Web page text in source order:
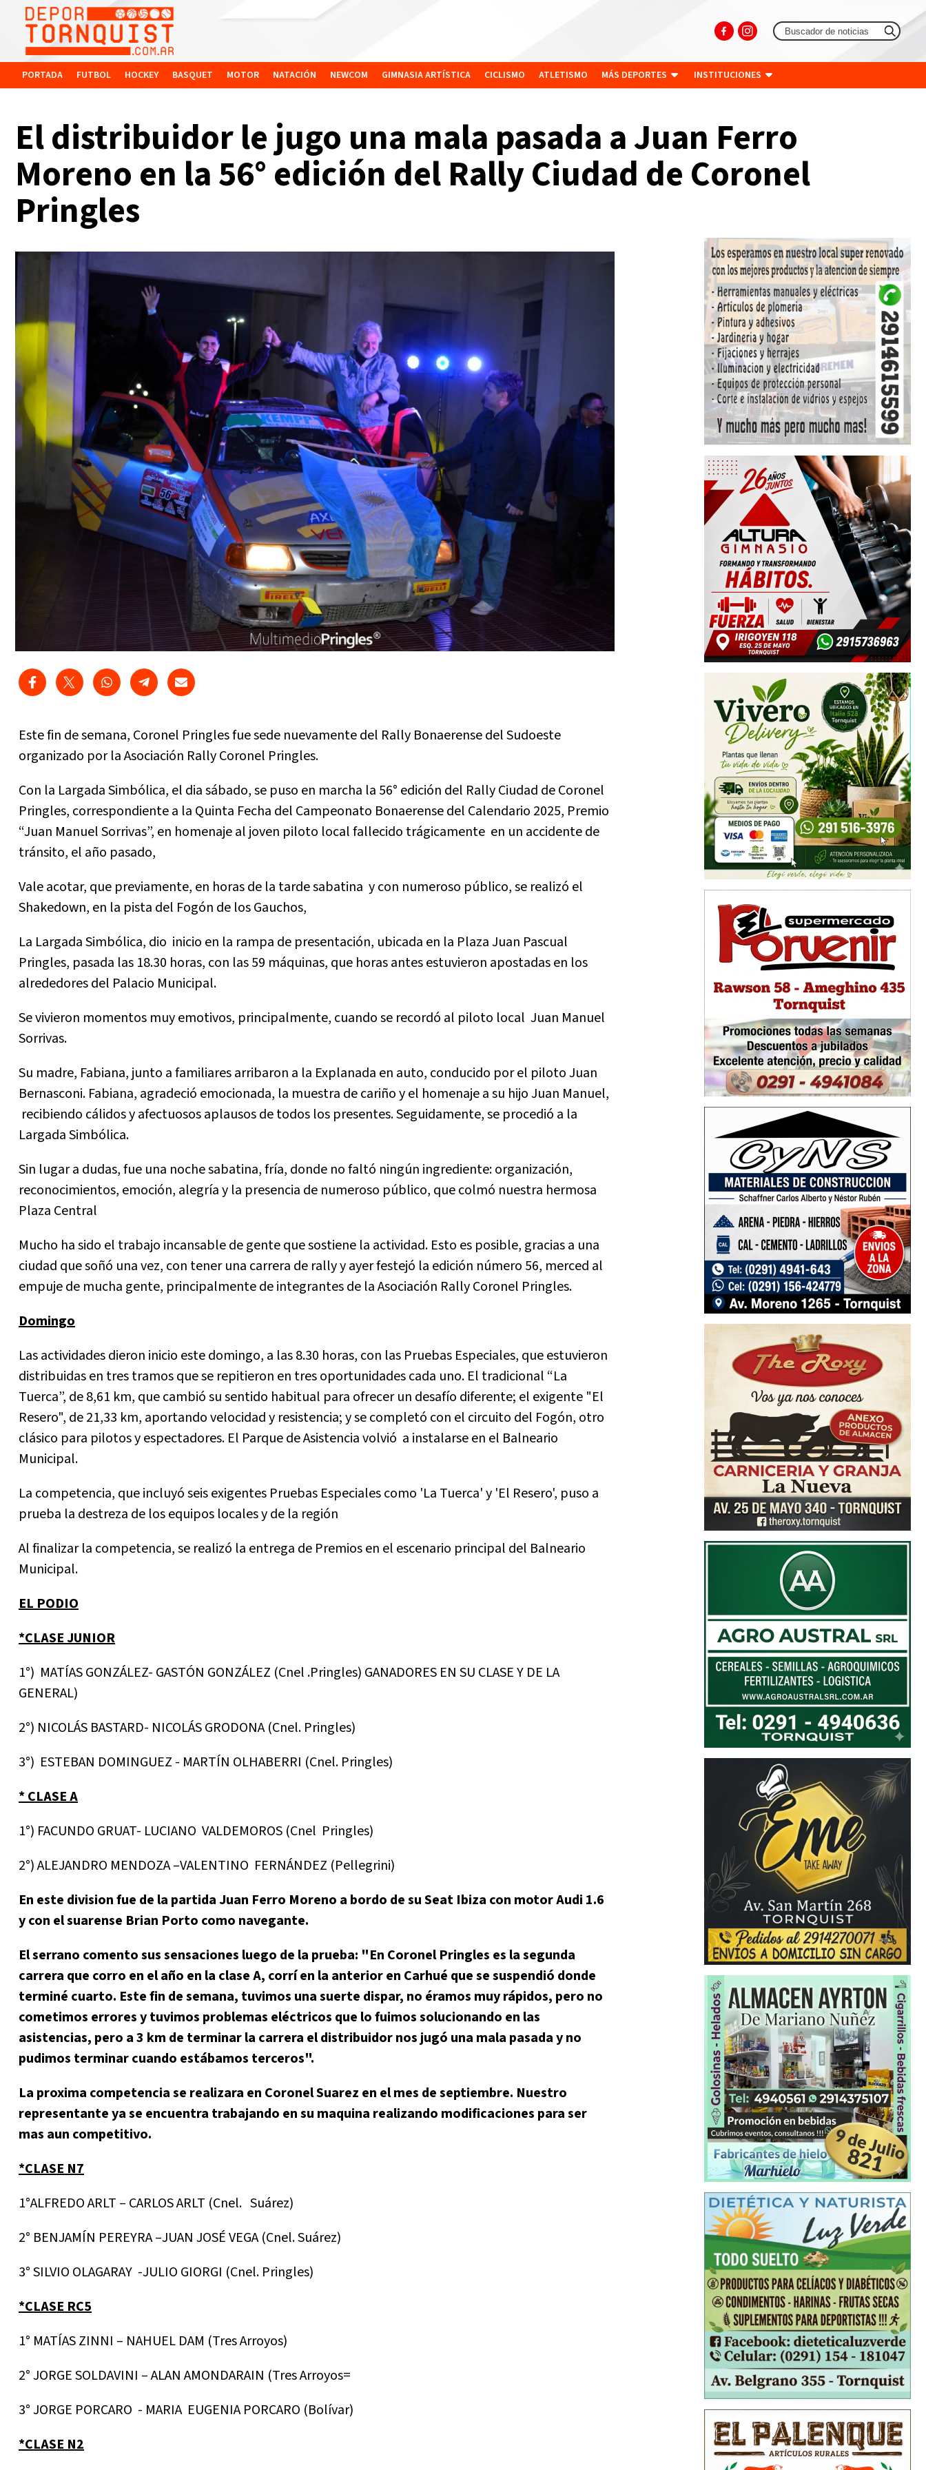
PORTADA FUTBOL HOCKEY BASQUET MOTOR NATACIÓN NEWCOM GIMNASIA ARTÍSTICA CICLISMO ATLETISMO MÁS DEPORTES INSTITUCIONES
El distribuidor le jugo una mala pasada a Juan Ferro
Moreno en la 56° edición del Rally Ciudad de Coronel
Pringles
Este fin de semana, Coronel Pringles fue sede nuevamente del Rally Bonaerense del Sudoeste
organizado por la Asociación Rally Coronel Pringles.
Con la Largada Simbólica, el dia sábado, se puso en marcha la 56° edición del Rally Ciudad de Coronel
Pringles, correspondiente a la Quinta Fecha del Campeonato Bonaerense del Calendario 2025, Premio
“Juan Manuel Sorrivas”, en homenaje al joven piloto local fallecido trágicamente en un accidente de
tránsito, el año pasado,
Vale acotar, que previamente, en horas de la tarde sabatina y con numeroso público, se realizó el
Shakedown, en la pista del Fogón de los Gauchos,
La Largada Simbólica, dio inicio en la rampa de presentación, ubicada en la Plaza Juan Pascual
Pringles, pasada las 18.30 horas, con las 59 máquinas, que horas antes estuvieron apostadas en los
alrededores del Palacio Municipal.
Se vivieron momentos muy emotivos, principalmente, cuando se recordó al piloto local Juan Manuel
Sorrivas.
Su madre, Fabiana, junto a familiares arribaron a la Explanada en auto, conducido por el piloto Juan
Bernasconi. Fabiana, agradeció emocionada, la muestra de cariño y el homenaje a su hijo Juan Manuel,
recibiendo cálidos y afectuosos aplausos de todos los presentes. Seguidamente, se procedió a la
Largada Simbólica.
Sin lugar a dudas, fue una noche sabatina, fría, donde no faltó ningún ingrediente: organización,
reconocimientos, emoción, alegría y la presencia de numeroso público, que colmó nuestra hermosa
Plaza Central
Mucho ha sido el trabajo incansable de gente que sostiene la actividad. Esto es posible, gracias a una
ciudad que soñó una vez, con tener una carrera de rally y ayer festejó la edición número 56, merced al
empuje de mucha gente, principalmente de integrantes de la Asociación Rally Coronel Pringles.
Domingo
Las actividades dieron inicio este domingo, a las 8.30 horas, con las Pruebas Especiales, que estuvieron
distribuidas en tres tramos que se repitieron en tres oportunidades cada uno. El tradicional “La
Tuerca”, de 8,61 km, que cambió su sentido habitual para ofrecer un desafío diferente; el exigente "El
Resero", de 21,33 km, aportando velocidad y resistencia; y se completó con el circuito del Fogón, otro
clásico para pilotos y espectadores. El Parque de Asistencia volvió a instalarse en el Balneario
Municipal.
La competencia, que incluyó seis exigentes Pruebas Especiales como 'La Tuerca' y 'El Resero', puso a
prueba la destreza de los equipos locales y de la región
Al finalizar la competencia, se realizó la entrega de Premios en el escenario principal del Balneario
Municipal.
EL PODIO
*CLASE JUNIOR
1°) MATÍAS GONZÁLEZ- GASTÓN GONZÁLEZ (Cnel .Pringles) GANADORES EN SU CLASE Y DE LA
GENERAL)
2°) NICOLÁS BASTARD- NICOLÁS GRODONA (Cnel. Pringles)
3°) ESTEBAN DOMINGUEZ - MARTÍN OLHABERRI (Cnel. Pringles)
* CLASE A
1°) FACUNDO GRUAT- LUCIANO VALDEMOROS (Cnel Pringles)
2°) ALEJANDRO MENDOZA –VALENTINO FERNÁNDEZ (Pellegrini)
En este division fue de la partida Juan Ferro Moreno a bordo de su Seat Ibiza con motor Audi 1.6
y con el suarense Brian Porto como navegante.
El serrano comento sus sensaciones luego de la prueba: "En Coronel Pringles es la segunda
carrera que corro en el año en la clase A, corrí en la anterior en Carhué que se suspendió donde
terminé cuarto. Este fin de semana, tuvimos una suerte dispar, no éramos muy rápidos, pero no
cometimos errores y tuvimos problemas eléctricos que lo fuimos solucionando en las
asistencias, pero a 3 km de terminar la carrera el distribuidor nos jugó una mala pasada y no
pudimos terminar cuando estábamos terceros".
La proxima competencia se realizara en Coronel Suarez en el mes de septiembre. Nuestro
representante ya se encuentra trabajando en su maquina realizando modificaciones para ser
mas aun competitivo.
*CLASE N7
1°ALFREDO ARLT – CARLOS ARLT (Cnel. Suárez)
2° BENJAMÍN PEREYRA –JUAN JOSÉ VEGA (Cnel. Suárez)
3° SILVIO OLAGARAY -JULIO GIORGI (Cnel. Pringles)
*CLASE RC5
1° MATÍAS ZINNI – NAHUEL DAM (Tres Arroyos)
2° JORGE SOLDAVINI – ALAN AMONDARAIN (Tres Arroyos=
3° JORGE PORCARO - MARIA EUGENIA PORCARO (Bolívar)
*CLASE N2